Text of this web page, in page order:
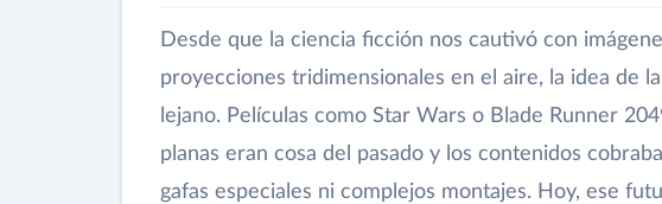
Desde que la ciencia ficción nos cautivó con
proyecciones tridimensionales en el aire, la idea de
lejano. Películas como Star Wars o Blade Runner
planas eran cosa del pasado y los contenidos
gafas especiales ni complejos montajes. Hoy, ese